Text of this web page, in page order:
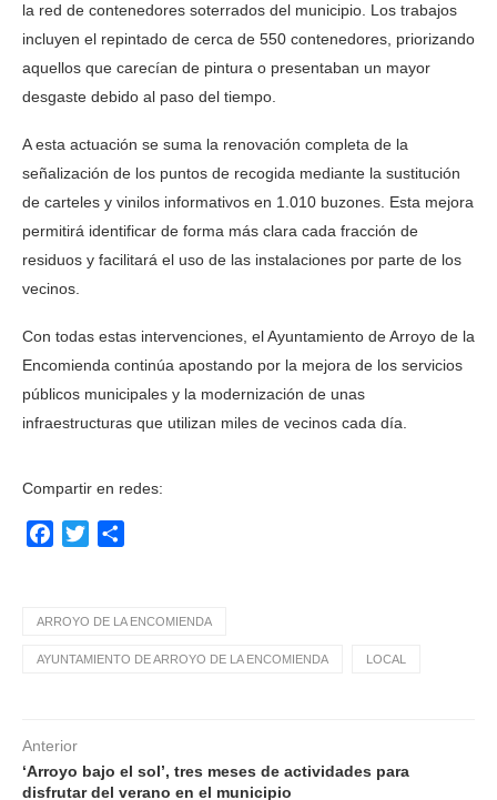
la red de contenedores soterrados del municipio. Los trabajos
incluyen el repintado de cerca de 550 contenedores, priorizando
aquellos que carecían de pintura o presentaban un mayor
desgaste debido al paso del tiempo.
A esta actuación se suma la renovación completa de la
señalización de los puntos de recogida mediante la sustitución
de carteles y vinilos informativos en 1.010 buzones. Esta mejora
permitirá identificar de forma más clara cada fracción de
residuos y facilitará el uso de las instalaciones por parte de los
vecinos.
Con todas estas intervenciones, el Ayuntamiento de Arroyo de la
Encomienda continúa apostando por la mejora de los servicios
públicos municipales y la modernización de unas
infraestructuras que utilizan miles de vecinos cada día.
Compartir en redes:
Facebook
Twitter
ARROYO DE LA ENCOMIENDA
AYUNTAMIENTO DE ARROYO DE LA ENCOMIENDA LOCAL
Anterior
‘Arroyo bajo el sol’, tres meses de actividades para
disfrutar del verano en el municipio